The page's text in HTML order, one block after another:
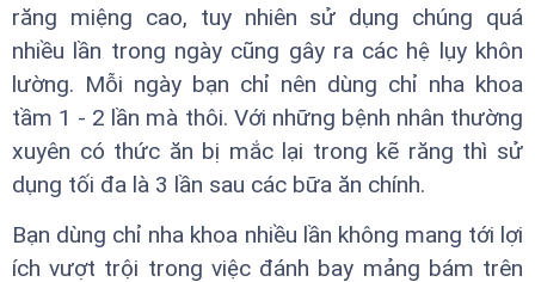
răng miệng cao, tuy nhiên sử dụng chúng quá
nhiều lần trong ngày cũng gây ra các hệ lụy khôn
lường. Mỗi ngày bạn chỉ nên dùng chỉ nha khoa
tầm 1 - 2 lần mà thôi. Với những bệnh nhân thường
xuyên có thức ăn bị mắc lại trong kẽ răng thì sử
dụng tối đa là 3 lần sau các bữa ăn chính.
Bạn dùng chỉ nha khoa nhiều lần không mang tới lợi
ích vượt trội trong việc đánh bay mảng bám trên